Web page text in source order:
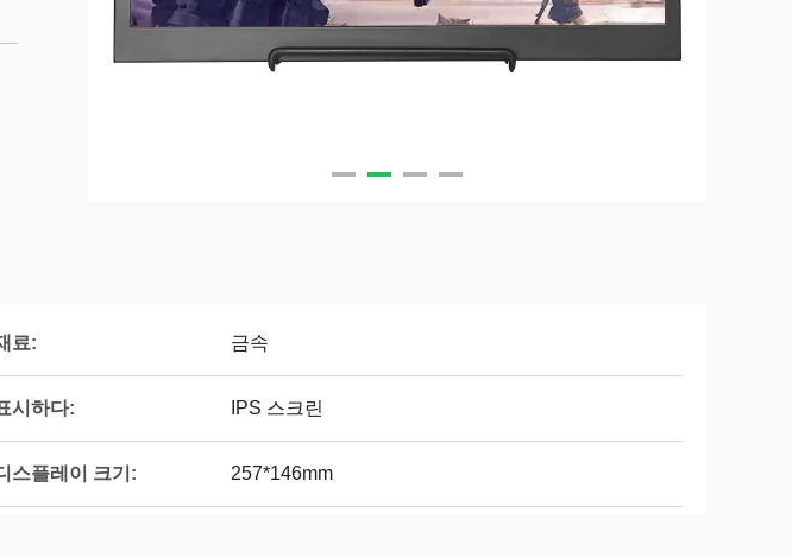
료: 금속
시하다: IPS 스크린
스플레이 크기: 257*146mm